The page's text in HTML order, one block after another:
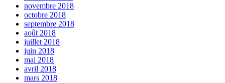
novembre 2018
octobre 2018
septembre 2018
août 2018
juillet 2018
juin 2018
mai 2018
avril 2018
mars 2018